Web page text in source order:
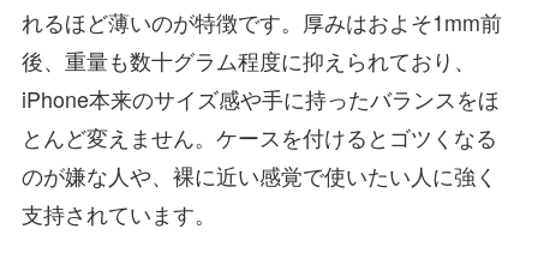
れるほど薄いのが特徴です。厚みはおよそ1mm前
後、重量も数十グラム程度に抑えられており、
iPhone本来のサイズ感や手に持ったバランスをほ
とんど変えません。ケースを付けるとゴツくなる
のが嫌な人や、裸に近い感覚で使いたい人に強く
支持されています。